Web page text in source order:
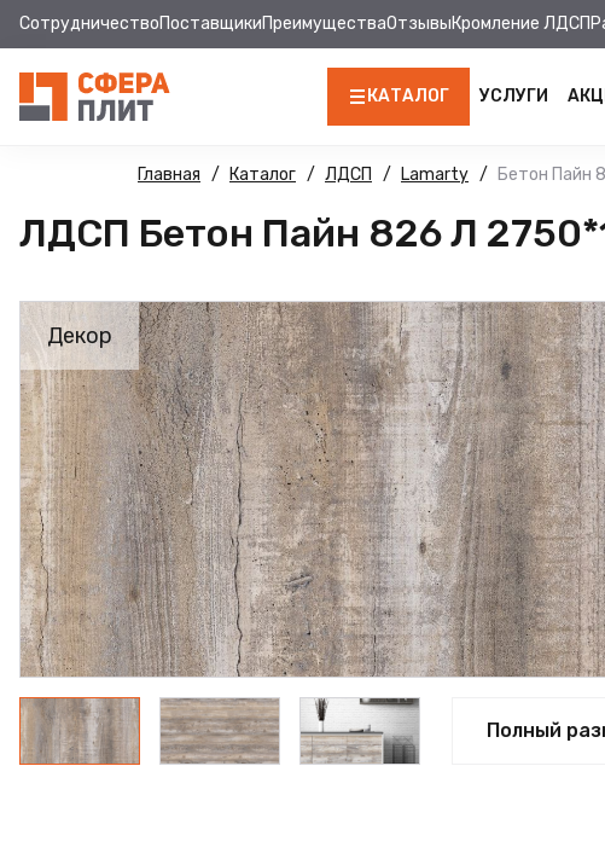
СотрудничествоПоставщикиПреимуществаОтзывыКромление ЛДСП
КАТАЛОГ
ЛДСП
КРОМКА
МДФ ПАНЕЛИ
СТОЛЕШНИЦЫ
ХДФ
ДВПО
ФАНЕРА
ФУРНИТУРА
ПРОФИЛЬ АЛЮМИНИЕВЫЙ
КЛЕЙ
РАСПРОДАЖА
УСЛУГИ
Главная Каталог ЛДСП Lamarty Бетон Пайн
ЛДСП Бетон Пайн 826 Л
Декор
Полный